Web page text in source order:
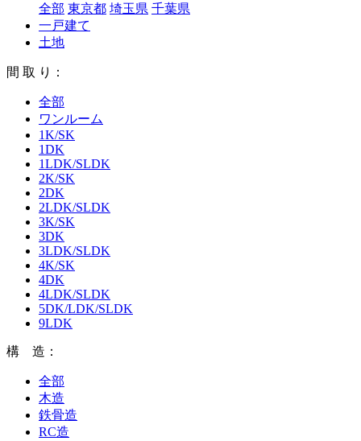
全部 東京都 埼玉県 千葉県
一戸建て
土地
間 取 り：
全部
ワンルーム
1K/SK
1DK
1LDK/SLDK
2K/SK
2DK
2LDK/SLDK
3K/SK
3DK
3LDK/SLDK
4K/SK
4DK
4LDK/SLDK
5DK/LDK/SLDK
9LDK
構 造：
全部
木造
鉄骨造
RC造